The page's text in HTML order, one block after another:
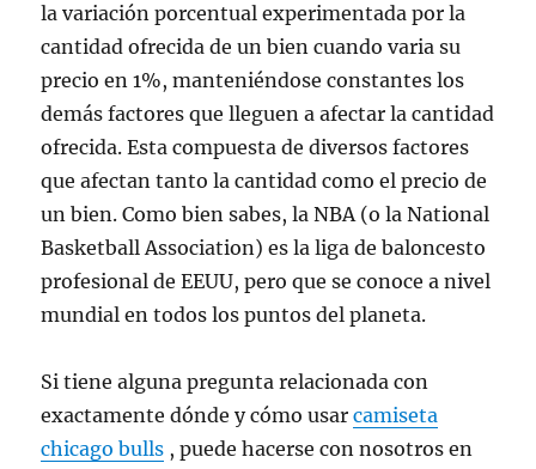
la variación porcentual experimentada por la
cantidad ofrecida de un bien cuando varia su
precio en 1%, manteniéndose constantes los
demás factores que lleguen a afectar la cantidad
ofrecida. Esta compuesta de diversos factores
que afectan tanto la cantidad como el precio de
un bien. Como bien sabes, la NBA (o la National
Basketball Association) es la liga de baloncesto
profesional de EEUU, pero que se conoce a nivel
mundial en todos los puntos del planeta.
Si tiene alguna pregunta relacionada con
exactamente dónde y cómo usarcamiseta
chicago bulls , puede hacerse con nosotros en